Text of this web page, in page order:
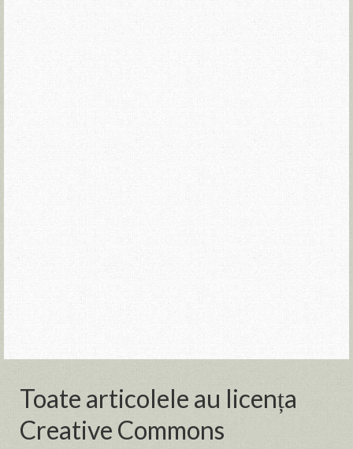
Toate articolele au licența
Creative Commons